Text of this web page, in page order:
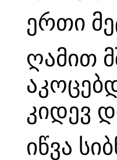
ერთი
ღამით
კიდევ
იწვა